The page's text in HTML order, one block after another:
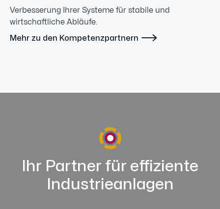
Verbesserung Ihrer Systeme für stabile und
wirtschaftliche Abläufe.
Mehr zu den Kompetenzpartnern 
Ihr Partner für effiziente
Industrieanlagen